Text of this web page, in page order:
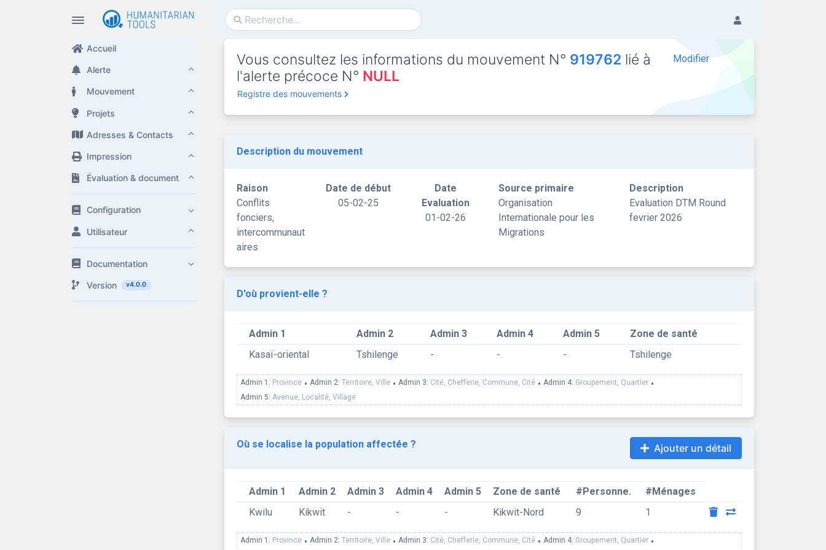
Accueil
Alerte
Mouvement
Projets
Adresses & Contacts
Impression
Évaluation & document
Configuration
Utilisateur
Documentation
Version v4.0.0
Vous consultez les informations du mouvement N° 919762 lié à
l'alerte précoce N° NULL
Registre des mouvements
Modifier
Description du mouvement
Raison
Conflits
fonciers,
intercommunaut
aires
Date de début
05-02-25
Date
Evaluation
01-02-26
Source primaire
Organisation
Internationale pour les
Migrations
Description
Evaluation DTM Round
fevrier 2026
D'où provient-elle ?
Admin 1 Admin 2 Admin 3 Admin 4 Admin 5
Zone de santé
Kasaï-oriental
Tshilenge - - - Tshilenge
Admin 1: Province • Admin 2: Territoire, Ville • Admin 3: Cité, Chefferie, Commune, Cité • Admin 4: Groupement, Quartier •
Admin 5: Avenue, Localité, Village
Où se localise la population affectée ? Ajouter un détail
Admin 1 Admin 2 Admin 3 Admin 4 Admin 5 Zone de santé #Personne.
#Ménages
Kwilu
Kikwit - - - Kikwit-Nord 9 1
Admin 1: Province • Admin 2: Territoire, Ville • Admin 3: Cité, Chefferie, Commune, Cité • Admin 4: Groupement, Quartier •